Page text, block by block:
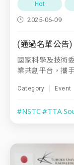
Hot
2025-06-09
國家科學及技術
業共創平台，攜
Category Event
#NSTC#TTA